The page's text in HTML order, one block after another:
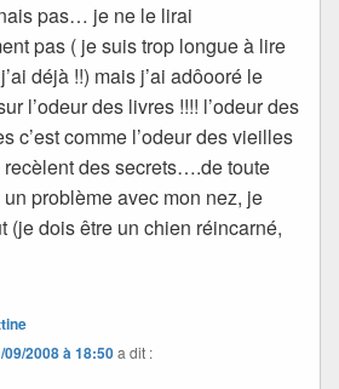
pas… je ne le lirai
pas ( je suis trop longue à lire
déjà !!) mais j’ai adôooré le
l’odeur des livres !!!! l’odeur des
c’est comme l’odeur des vieilles
recèlent des secrets….de toute
un problème avec mon nez, je
(je dois être un chien réincarné,
09/2008 à 18:50a dit :